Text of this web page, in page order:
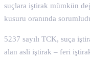
suçlara iştirak mümkün
kusuru oranında
5237 sayılı TCK, suça
alan asli iştirak – feri